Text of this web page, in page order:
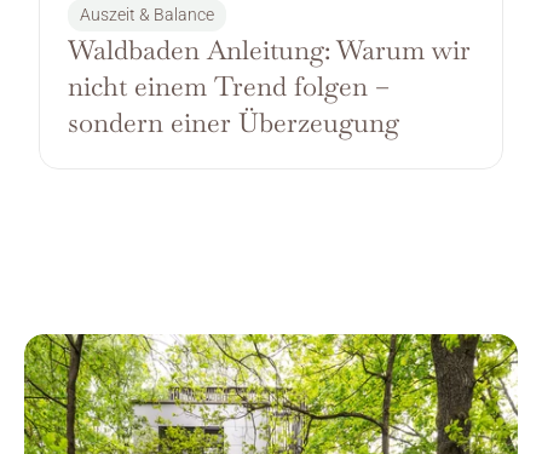
Auszeit & Balance
Waldbaden Anleitung: Warum wir
nicht einem Trend folgen –
sondern einer Überzeugung